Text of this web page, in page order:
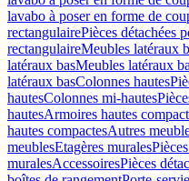
lavabo à poser en forme de
rectangulairePièces détachées
rectangulaireMeubles latéraux
latéraux basMeubles latéraux
latéraux basColonnes hautes
hautesColonnes mi-hautes
hautesArmoires hautes
hautes compactesAutres
meublesEtagères murales
muralesAccessoiresPièces